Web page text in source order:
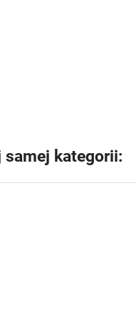
kategorii: